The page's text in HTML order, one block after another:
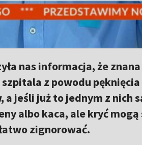
nas informacja, że
z powodu
a jeśli już to jednym z nich
albo kaca, ale kryć mogą
zignorować.